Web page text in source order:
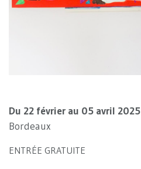
Du 22 février au 05 avril 2025
Bordeaux
ENTRÉE GRATUITE